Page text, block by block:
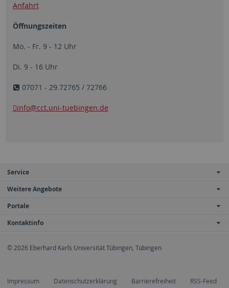
Anfahrt
Öffnungszeiten
Mo. - Fr. 9 - 12 Uhr
Di. 9 - 16 Uhr
07071 - 29.72765 / 72766
info@cct.uni-tuebingen.de
Service
Weitere Angebote
Portale
Kontaktinfo
© 2026 Eberhard Karls Universität Tübingen, Tübingen
Impressum Datenschutzerklärung Barrierefreiheit RSS-Feed